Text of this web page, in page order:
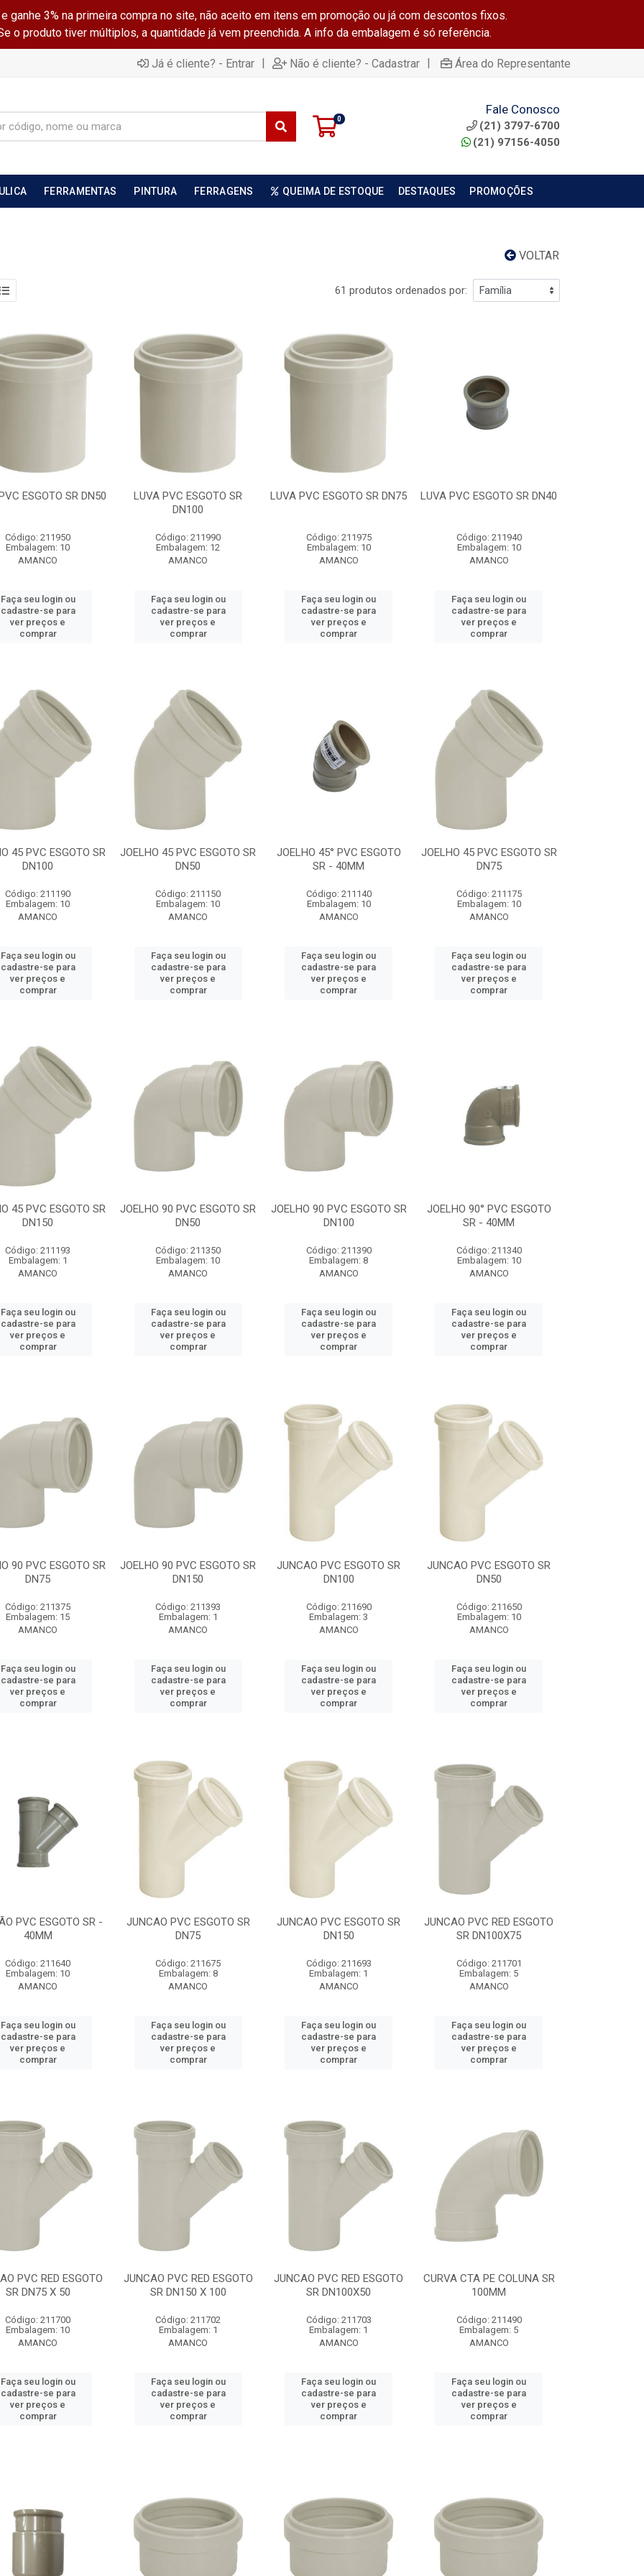
ganhe 3% na primeira compra no site, não aceito em itens em promoção ou já com descontos fixos.
o produto tiver múltiplos, a quantidade já vem preenchida. A info da embalagem é só referência.
Já é cliente? - Entrar | Não é cliente? - Cadastrar | Área do Representante
0
Fale Conosco
(21) 3797-6700
(21) 97156-4050
FERRAMENTAS PINTURA FERRAGENS QUEIMA DE ESTOQUE DESTAQUES PROMOÇÕES
VOLTAR
61 produtos ordenados por:
ESGOTO SR DN50
Código: 211950
Embalagem: 10
AMANCO
Faça seu login ou
cadastre-se para
ver preços e
comprar
LUVA PVC ESGOTO SR
DN100
Código: 211990
Embalagem: 12
AMANCO
Faça seu login ou
cadastre-se para
ver preços e
comprar
LUVA PVC ESGOTO SR DN75
Código: 211975
Embalagem: 10
AMANCO
Faça seu login ou
cadastre-se para
ver preços e
comprar
LUVA PVC ESGOTO SR DN40
Código: 211940
Embalagem: 10
AMANCO
Faça seu login ou
cadastre-se para
ver preços e
comprar
45 PVC ESGOTO SR
DN100
Código: 211190
Embalagem: 10
AMANCO
Faça seu login ou
cadastre-se para
ver preços e
comprar
JOELHO 45 PVC ESGOTO SR
DN50
Código: 211150
Embalagem: 10
AMANCO
Faça seu login ou
cadastre-se para
ver preços e
comprar
JOELHO 45° PVC ESGOTO
SR - 40MM
Código: 211140
Embalagem: 10
AMANCO
Faça seu login ou
cadastre-se para
ver preços e
comprar
JOELHO 45 PVC ESGOTO SR
DN75
Código: 211175
Embalagem: 10
AMANCO
Faça seu login ou
cadastre-se para
ver preços e
comprar
45 PVC ESGOTO SR
DN150
Código: 211193
Embalagem: 1
AMANCO
Faça seu login ou
cadastre-se para
ver preços e
comprar
JOELHO 90 PVC ESGOTO SR
DN50
Código: 211350
Embalagem: 10
AMANCO
Faça seu login ou
cadastre-se para
ver preços e
comprar
JOELHO 90 PVC ESGOTO SR
DN100
Código: 211390
Embalagem: 8
AMANCO
Faça seu login ou
cadastre-se para
ver preços e
comprar
JOELHO 90° PVC ESGOTO
SR - 40MM
Código: 211340
Embalagem: 10
AMANCO
Faça seu login ou
cadastre-se para
ver preços e
comprar
90 PVC ESGOTO SR
DN75
Código: 211375
Embalagem: 15
AMANCO
Faça seu login ou
cadastre-se para
ver preços e
comprar
JOELHO 90 PVC ESGOTO SR
DN150
Código: 211393
Embalagem: 1
AMANCO
Faça seu login ou
cadastre-se para
ver preços e
comprar
JUNCAO PVC ESGOTO SR
DN100
Código: 211690
Embalagem: 3
AMANCO
Faça seu login ou
cadastre-se para
ver preços e
comprar
JUNCAO PVC ESGOTO SR
DN50
Código: 211650
Embalagem: 10
AMANCO
Faça seu login ou
cadastre-se para
ver preços e
comprar
PVC ESGOTO SR -
40MM
Código: 211640
Embalagem: 10
AMANCO
Faça seu login ou
cadastre-se para
ver preços e
comprar
JUNCAO PVC ESGOTO SR
DN75
Código: 211675
Embalagem: 8
AMANCO
Faça seu login ou
cadastre-se para
ver preços e
comprar
JUNCAO PVC ESGOTO SR
DN150
Código: 211693
Embalagem: 1
AMANCO
Faça seu login ou
cadastre-se para
ver preços e
comprar
JUNCAO PVC RED ESGOTO
SR DN100X75
Código: 211701
Embalagem: 5
AMANCO
Faça seu login ou
cadastre-se para
ver preços e
comprar
PVC RED ESGOTO
SR DN75 X 50
Código: 211700
Embalagem: 10
AMANCO
Faça seu login ou
cadastre-se para
ver preços e
comprar
JUNCAO PVC RED ESGOTO
SR DN150 X 100
Código: 211702
Embalagem: 1
AMANCO
Faça seu login ou
cadastre-se para
ver preços e
comprar
JUNCAO PVC RED ESGOTO
SR DN100X50
Código: 211703
Embalagem: 1
AMANCO
Faça seu login ou
cadastre-se para
ver preços e
comprar
CURVA CTA PE COLUNA SR
100MM
Código: 211490
Embalagem: 5
AMANCO
Faça seu login ou
cadastre-se para
ver preços e
comprar